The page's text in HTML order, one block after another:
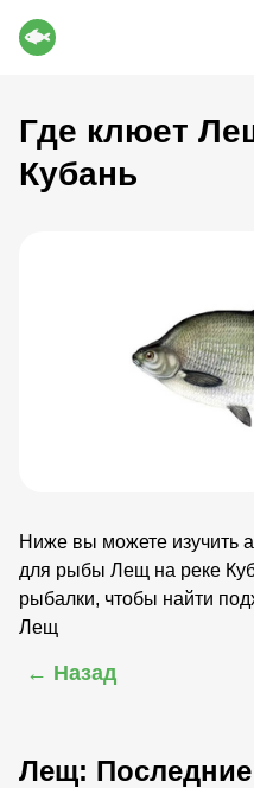
Где клюет
Кубань
Ниже вы можете изучить
для рыбы Лещ на реке
рыбалки, чтобы найти
Лещ
← Назад
Лещ: